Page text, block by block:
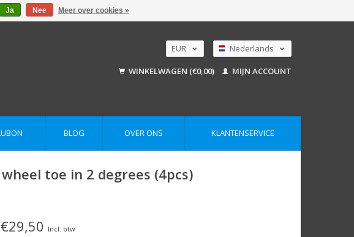
EUR
USD
Nederlands
English
WINKELWAGEN (€0,00) MIJN ACCOUNT
BLOG OVER ONS KLANTENSERVICE
toe in 2 degrees (4pcs)
€29,50 Incl. btw
Ja Nee Meer over cookies »